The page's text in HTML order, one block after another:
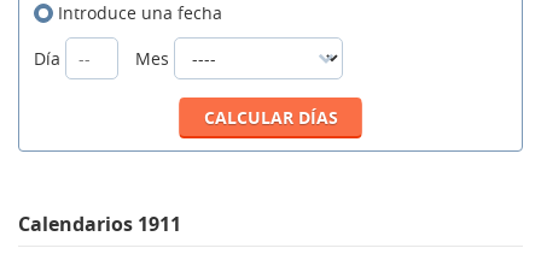
Introduce una fecha
Día
Mes
Calendarios 1911